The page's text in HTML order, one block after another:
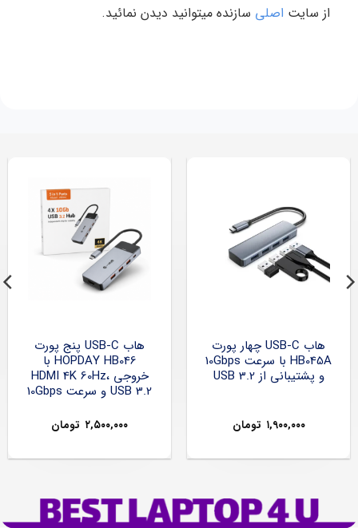
از سایت اصلی سازنده میتوانید دیدن نمائید.
هاب USB-C چهار پورت
HB045A با سرعت 10Gbps
و پشتیبانی از USB 3.2
۱,۹۰۰,۰۰۰ تومان
هاب USB-C پنج پورت
HOPDAY HB046 با
خروجی HDMI 4K 60Hz،
USB 3.2 و سرعت 10Gbps
۲,۵۰۰,۰۰۰ تومان